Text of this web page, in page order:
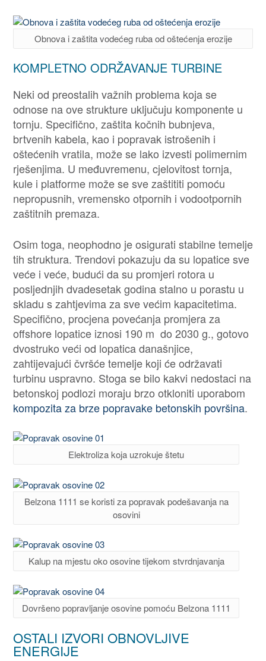
Obnova i zaštita vodećeg ruba od oštećenja erozije
KOMPLETNO ODRŽAVANJE TURBINE
Neki od preostalih važnih problema koja se
odnose na ove strukture uključuju komponente u
tornju. Specifično, zaštita kočnih bubnjeva,
brtvenih kabela, kao i popravak istrošenih i
oštećenih vratila, može se lako izvesti polimernim
rješenjima. U međuvremenu, cjelovitost tornja,
kule i platforme može se sve zaštititi pomoću
nepropusnih, vremensko otpornih i vodootpornih
zaštitnih premaza.
Osim toga, neophodno je osigurati stabilne temelje
tih struktura. Trendovi pokazuju da su lopatice sve
veće i veće, budući da su promjeri rotora u
posljednjih dvadesetak godina stalno u porastu u
skladu s zahtjevima za sve većim kapacitetima.
Specifično, procjena povećanja promjera za
offshore lopatice iznosi 190 m do 2030 g., gotovo
dvostruko veći od lopatica današnjice,
zahtijevajući čvršće temelje koji će održavati
turbinu uspravno. Stoga se bilo kakvi nedostaci na
betonskoj podlozi moraju brzo otkloniti uporabom
kompozita za brze popravake betonskih površina.
Elektroliza koja uzrokuje štetu
Belzona 1111 se koristi za popravak podešavanja na
osovini
Kalup na mjestu oko osovine tijekom stvrdnjavanja
Dovršeno popravljanje osovine pomoću Belzona 1111
OSTALI IZVORI OBNOVLJIVE
ENERGIJE